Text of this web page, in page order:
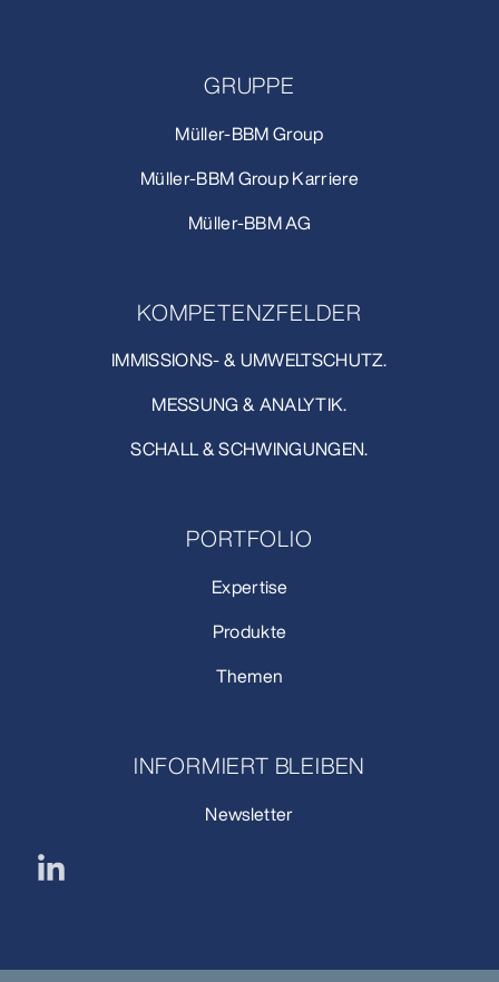
GRUPPE
Müller-BBM Group
Müller-BBM Group Karriere
Müller-BBM AG
KOMPETENZFELDER
IMMISSIONS- & UMWELTSCHUTZ.
MESSUNG & ANALYTIK.
SCHALL & SCHWINGUNGEN.
PORTFOLIO
Expertise
Produkte
Themen
INFORMIERT BLEIBEN
Newsletter